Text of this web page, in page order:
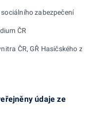
zabezpečení
ČR
ČR, GŘ Hasičského
údaje ze